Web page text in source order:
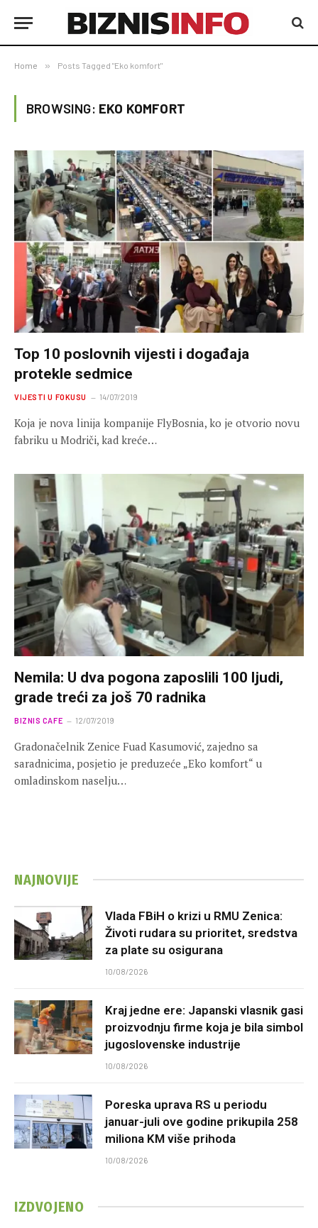
Home » Posts Tagged "Eko komfort"
BROWSING: EKO KOMFORT
Top 10 poslovnih vijesti i događaja
protekle sedmice
VIJESTI U FOKUSU 14/07/2019
Koja je nova linija kompanije FlyBosnia, ko je otvorio novu
fabriku u Modriči, kad kreće…
Nemila: U dva pogona zaposlili 100 ljudi,
grade treći za još 70 radnika
BIZNIS CAFE 12/07/2019
Gradonačelnik Zenice Fuad Kasumović, zajedno sa
saradnicima, posjetio je preduzeće „Eko komfort“ u
omladinskom naselju…
NAJNOVIJE
Vlada FBiH o krizi u RMU Zenica:
Životi rudara su prioritet, sredstva
za plate su osigurana
10/08/2026
Kraj jedne ere: Japanski vlasnik gasi
proizvodnju firme koja je bila simbol
jugoslovenske industrije
10/08/2026
Poreska uprava RS u periodu
januar-juli ove godine prikupila 258
miliona KM više prihoda
10/08/2026
IZDVOJENO